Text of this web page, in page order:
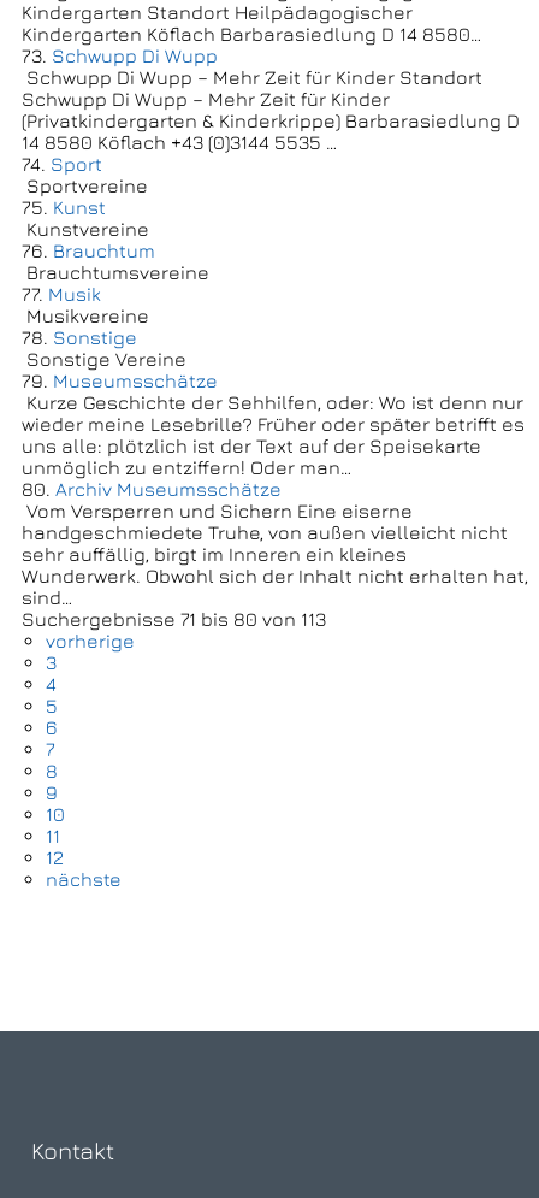
Kindergarten Standort Heilpädagogischer
Kindergarten Köflach Barbarasiedlung D 14 8580…
73. Schwupp Di Wupp
Schwupp Di Wupp – Mehr Zeit für Kinder Standort
Schwupp Di Wupp – Mehr Zeit für Kinder
(Privatkindergarten & Kinderkrippe) Barbarasiedlung D
14 8580 Köflach +43 (0)3144 5535 …
74. Sport
Sportvereine
75. Kunst
Kunstvereine
76. Brauchtum
Brauchtumsvereine
77. Musik
Musikvereine
78. Sonstige
Sonstige Vereine
79. Museumsschätze
Kurze Geschichte der Sehhilfen, oder: Wo ist denn nur
wieder meine Lesebrille? Früher oder später betrifft es
uns alle: plötzlich ist der Text auf der Speisekarte
unmöglich zu entziffern! Oder man…
80. Archiv Museumsschätze
Vom Versperren und Sichern Eine eiserne
handgeschmiedete Truhe, von außen vielleicht nicht
sehr auffällig, birgt im Inneren ein kleines
Wunderwerk. Obwohl sich der Inhalt nicht erhalten hat,
sind…
Suchergebnisse 71 bis 80 von 113
vorherige
3
4
5
6
7
8
9
10
11
12
nächste
Kontakt